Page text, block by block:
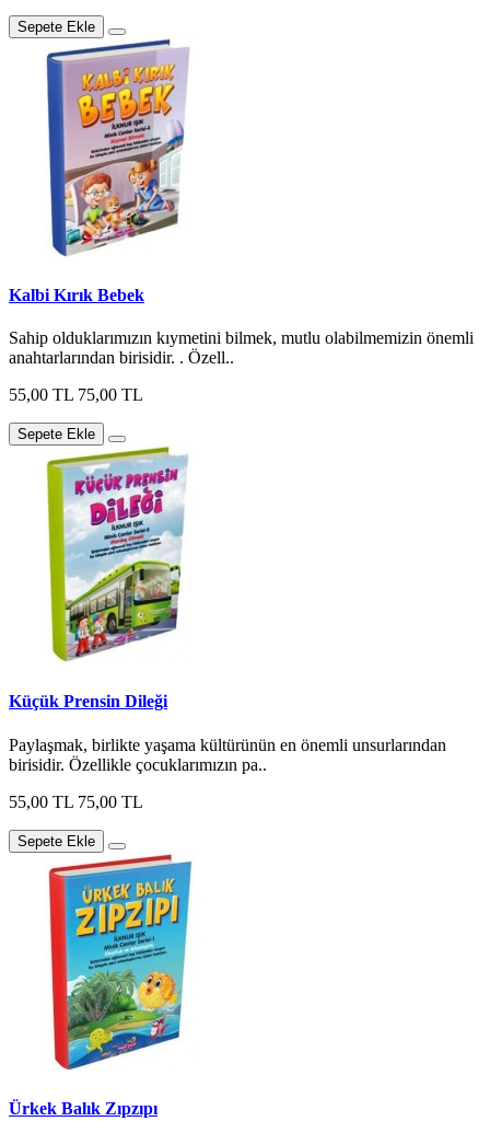
Sepete Ekle
Kalbi Kırık Bebek
Sahip olduklarımızın kıymetini bilmek, mutlu olabilmemizin önemli
anahtarlarından birisidir. . Özell..
55,00 TL 75,00 TL
Sepete Ekle
Küçük Prensin Dileği
Paylaşmak, birlikte yaşama kültürünün en önemli unsurlarından
birisidir. Özellikle çocuklarımızın pa..
55,00 TL 75,00 TL
Sepete Ekle
Ürkek Balık Zıpzıpı